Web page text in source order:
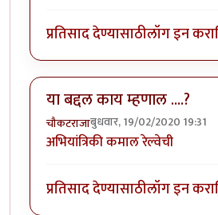
प्रतिसाद देण्यासाठीलॉग इन करा
या बद्दल काय म्हणाल ....?
चौकटराजाबुधवार, 19/02/2020 19:31
अभियांत्रिकी कमाल रेल्वेची
प्रतिसाद देण्यासाठीलॉग इन करा